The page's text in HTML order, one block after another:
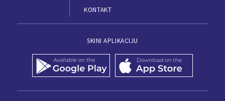
KONTAKT
SKINI APLIKACIJU